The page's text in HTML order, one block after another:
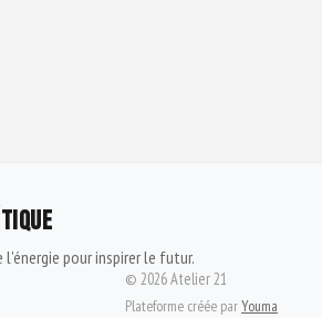
pour inspirer le futur.
© 2026Atelier 21
Plateforme créée parYouma